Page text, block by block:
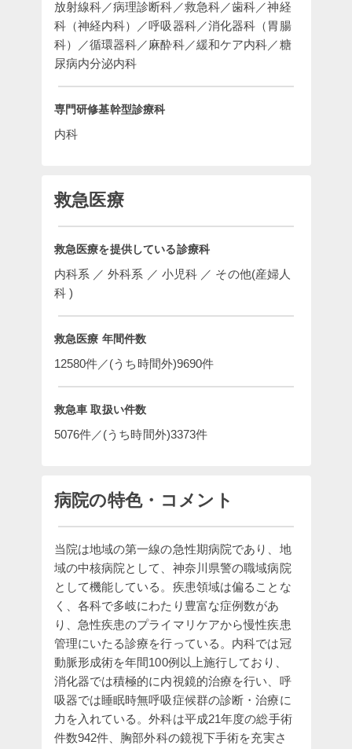
放射線科／病理診断科／救急科／歯科／神経
科（神経内科）／呼吸器科／消化器科（胃腸
科）／循環器科／麻酔科／緩和ケア内科／糖
尿病内分泌内科
専門研修基幹型診療科
内科
救急医療
救急医療を提供している診療科
内科系 ／ 外科系 ／ 小児科 ／ その他(産婦人
科 )
救急医療 年間件数
12580件／(うち時間外)9690件
救急車 取扱い件数
5076件／(うち時間外)3373件
病院の特色・コメント
当院は地域の第一線の急性期病院であり、地
域の中核病院として、神奈川県警の職域病院
として機能している。疾患領域は偏ることな
く、各科で多岐にわたり豊富な症例数があ
り、急性疾患のプライマリケアから慢性疾患
管理にいたる診療を行っている。内科では冠
動脈形成術を年間100例以上施行しており、
消化器では積極的に内視鏡的治療を行い、呼
吸器では睡眠時無呼吸症候群の診断・治療に
力を入れている。外科は平成21年度の総手術
件数942件、胸部外科の鏡視下手術を充実さ